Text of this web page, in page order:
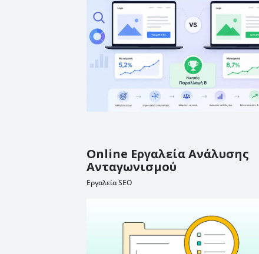
Online Εργαλεία Ανάλυσης
Ανταγωνισμού
Εργαλεία SEO